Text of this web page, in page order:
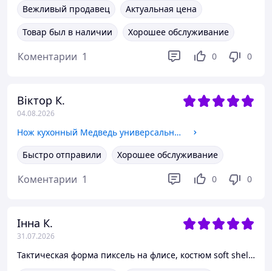
Вежливый продавец
Актуальная цена
Товар был в наличии
Хорошее обслуживание
Коментарии 1 0 0
Віктор К.
04.08.2026
Нож кухонный Медведь универсальный 29см для мяса и продуктов, деревянная рукоятка, гравировка на лезвии et4yjg
Быстро отправили
Хорошее обслуживание
Коментарии 1 0 0
Інна К.
31.07.2026
Тактическая форма пиксель на флисе, костюм soft shell пиксель, демисезонная военная форма зсу 56 yxdlm